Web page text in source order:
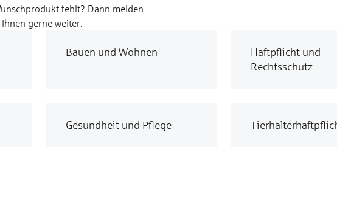
fehlt? Dann melden
gerne weiter.
Bauen und Wohnen
Haftpflicht und
Rechtsschutz
Gesundheit und Pflege